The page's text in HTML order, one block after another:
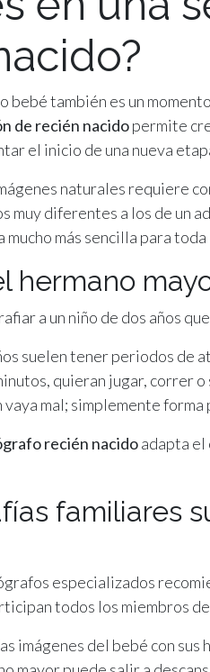
bebé también es un
de recién nacidopermite
el inicio de una nueva
naturales requiere
muy diferentes a los de un
mucho más sencilla para
hermano
a un niño de dos años
suelen tener periodos de
quieran jugar, correr
vaya mal; simplemente
recién nacidoadapta el
familiares
especializados
todos los miembros
imágenes del bebé con sus